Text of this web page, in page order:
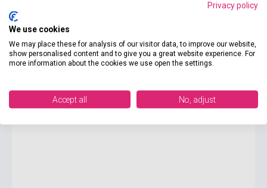
9 000 Ft
Készlet: 1-10 darab
Privacy policy
We use cookies
We may place these for analysis of our visitor data, to improve our website,
show personalised content and to give you a great website experience. For
more information about the cookies we use open the settings.
Accept all No, adjust